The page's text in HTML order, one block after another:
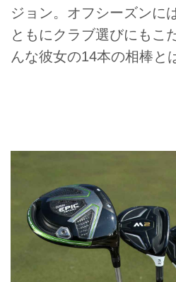
ジョン。オフシーズンに
ともにクラブ選びにもこ
んな彼女の14本の相棒と